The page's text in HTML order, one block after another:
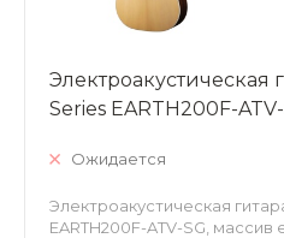
Электроакустическая
Series EARTH200F-
Ожидается
Электроакустическая
EARTH200F-ATV-SG, массив